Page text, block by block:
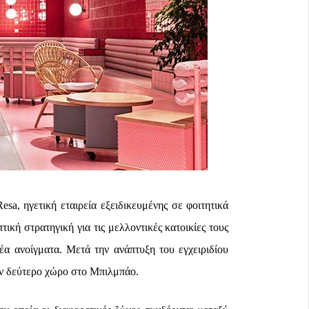
ηγετική εταιρεία εξειδικευμένης σε φοιτητικά
στρατηγική για τις μελλοντικές κατοικίες τους
ανοίγματα. Μετά την ανάπτυξη του εγχειριδίου
δεύτερο χώρο στο Μπιλμπάο.